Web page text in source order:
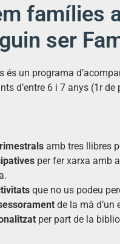
famílies
ser
és un programa
d’entre 6 i 7 anys (1r de
amb tres llibres
per fer xarxa amb
que no us podeu
de la mà d’un
per part de la